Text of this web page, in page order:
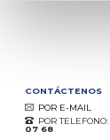
CONTÁCTENOS
POR E-MAIL
POR TELEFONO:
07 68